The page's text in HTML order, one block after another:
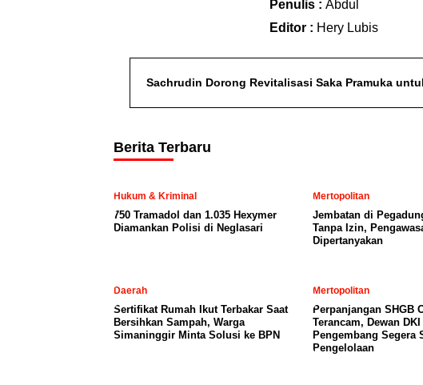
Penulis : Abdul
Editor : Hery Lubis
Sachrudin Dorong Revitalisasi Saka Pramuka
Berita Terbaru
Hukum & Kriminal
750 Tramadol dan 1.035 Hexymer
Diamankan Polisi di Neglasari
Mertopolitan
Jembatan di
Tanpa Izin,
Dipertanyakan
Daerah
Sertifikat Rumah Ikut Terbakar Saat
Bersihkan Sampah, Warga
Simaninggir Minta Solusi ke BPN
Mertopolitan
Perpanjangan SHGB
Terancam, Dewan DKI
Pengembang Segera
Pengelolaan